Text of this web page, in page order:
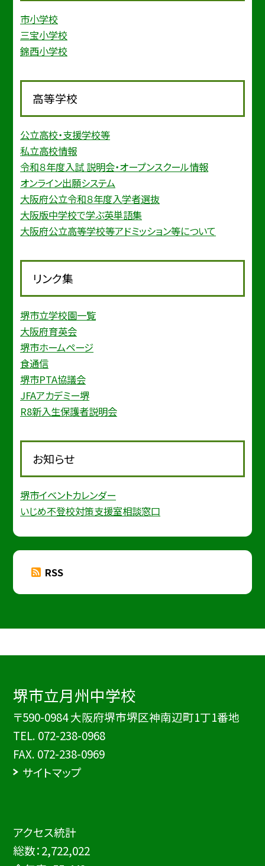
市小学校
三宝小学校
錦西小学校
高等学校
公立高校・支援学校等
私立高校情報
令和８年度入試 説明会・オープンスクール情報
オンライン出願システム
大阪府公立令和８年度入学者選抜
大阪版中学校で学ぶ英単語集
大阪府公立高等学校等アドミッション等について
リンク集
堺市立学校園一覧
大阪府育英会
堺市ホームページ
食通信
堺市PTA協議会
JFAアカデミー堺
R8新入生保護者説明会
お知らせ
堺市イベントカレンダー
いじめ不登校対策支援室相談窓口
RSS
堺市立月州中学校
〒590-0984 大阪府堺市堺区神南辺町1丁1番地
TEL. 072-238-0968
FAX. 072-238-0969
サイトマップ
アクセス統計
総数：2,722,022